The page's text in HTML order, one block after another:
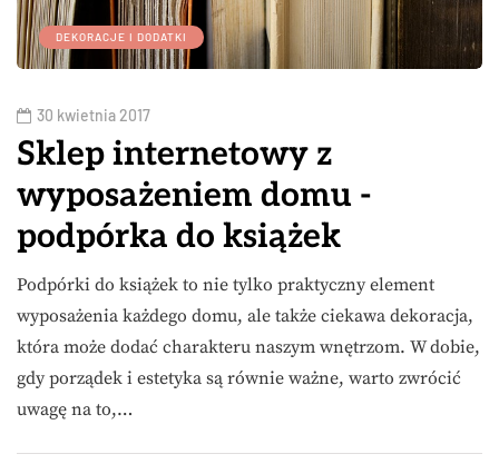
DEKORACJE I DODATKI
30 kwietnia 2017
Sklep internetowy z
wyposażeniem domu -
podpórka do książek
Podpórki do książek to nie tylko praktyczny element
wyposażenia każdego domu, ale także ciekawa dekoracja,
która może dodać charakteru naszym wnętrzom. W dobie,
gdy porządek i estetyka są równie ważne, warto zwrócić
uwagę na to,…